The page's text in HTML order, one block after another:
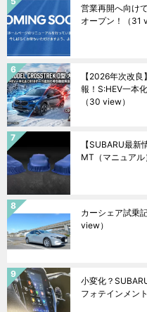
営業再開へ向け
オープン！
（31
【2026年次改
報！S:HEV一本
（30 view）
【SUBARU最
MT（マニュア
カーシェア試乗
view）
小変化？
フォテインメン